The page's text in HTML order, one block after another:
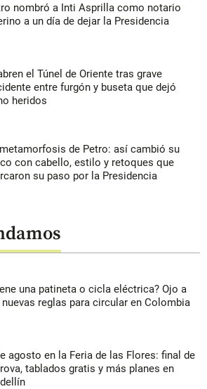
nombró a Inti Asprilla como notario
a un día de dejar la Presidencia
el Túnel de Oriente tras grave
entre furgón y buseta que dejó
heridos
de Petro: así cambió su
con cabello, estilo y retoques que
su paso por la Presidencia
una patineta o cicla eléctrica? Ojo a
nuevas reglas para circular en Colombia
agosto en la Feria de las Flores: final de
tablados gratis y más planes en